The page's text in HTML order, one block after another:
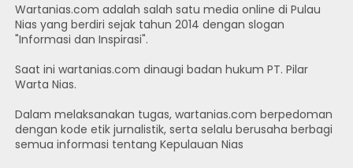
Wartanias.com adalah salah satu media online di Pulau
Nias yang berdiri sejak tahun 2014 dengan slogan
"Informasi dan Inspirasi".
Saat ini wartanias.com dinaugi badan hukum PT. Pilar
Warta Nias.
Dalam melaksanakan tugas, wartanias.com berpedoman
dengan kode etik jurnalistik, serta selalu berusaha berbagi
semua informasi tentang Kepulauan Nias